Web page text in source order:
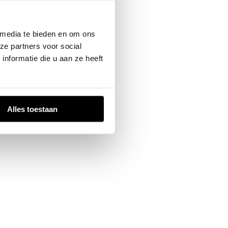
te bieden en om ons
partners voor social
die u aan ze heeft
Alles toestaan
for more information).